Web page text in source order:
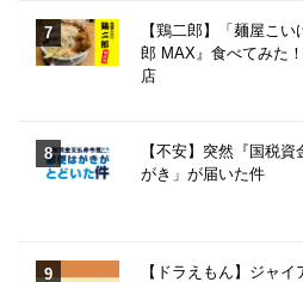
【鶏二郎】「麺屋こ
郎 MAX』食べてみた
店
【不安】突然『国税
がき」が届いた件
【ドラえもん】ジャ